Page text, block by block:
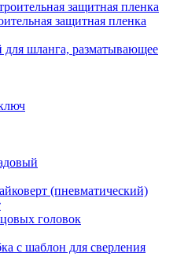
защитная пленка
для шланга, разматывающее
(пневматический)
головок
с шаблон для сверления